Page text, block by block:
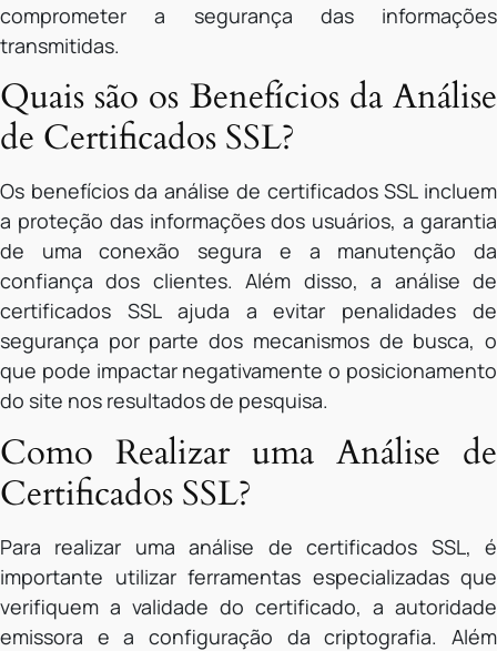
comprometer a segurança das informações
transmitidas.
Quais são os Benefícios da Análise
de Certificados SSL?
Os benefícios da análise de certificados SSL incluem
a proteção das informações dos usuários, a garantia
de uma conexão segura e a manutenção da
confiança dos clientes. Além disso, a análise de
certificados SSL ajuda a evitar penalidades de
segurança por parte dos mecanismos de busca, o
que pode impactar negativamente o posicionamento
do site nos resultados de pesquisa.
Como Realizar uma Análise de
Certificados SSL?
Para realizar uma análise de certificados SSL, é
importante utilizar ferramentas especializadas que
verifiquem a validade do certificado, a autoridade
emissora e a configuração da criptografia. Além